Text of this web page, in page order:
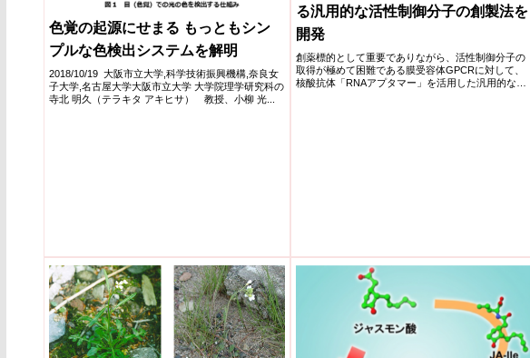
色覚の起源にせまる もっともシン
プルな色検出システムを解明
2018/10/19 大阪市立大学,科学技術振興機構,奈良女
子大学,名古屋大学大阪市立大学 大学院理学研究科の
寺北 明久（テラキタ アキヒサ） 教授、小柳 光...
る汎用的な活性制御分子の創製法を
開発
創薬標的として重要でありながら、活性制御分子の
取得が極めて困難である膜受容体GPCRに対して、
核酸抗体「RNAアプタマー」を活用した汎用的な活